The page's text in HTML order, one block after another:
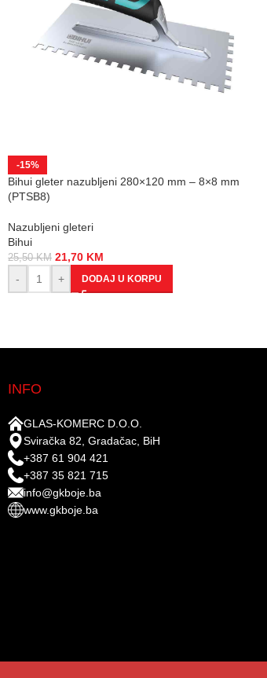
-15%
Bihui gleter nazubljeni 280×120 mm – 8×8 mm
(PTSB8)
Nazubljeni gleteri
Bihui
25,50KM 21,70 KM
-
+ DODAJ U KORPU
INFO
GLAS-KOMERC D.O.O.
Sviračka 82, Gradačac, BiH
+387 61 904 421
+387 35 821 715
info@gkboje.ba
www.gkboje.ba